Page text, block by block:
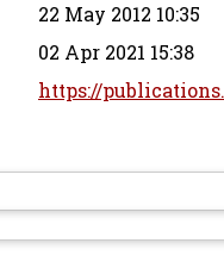
22 May 2012 10:35
02 Apr 2021 15:38
https://